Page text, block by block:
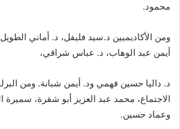
محمود.
ومن الأكاديميين د.سيد فليفل، د. أماني
أيمن عبد الوهاب، د. عباس شراقي،
د. داليا حسين فهمي ود. أيمن شبانة. ومن
الاجتماع، محمد عبد العزيز أبو شقرة، سميرة
وعماد حسين.